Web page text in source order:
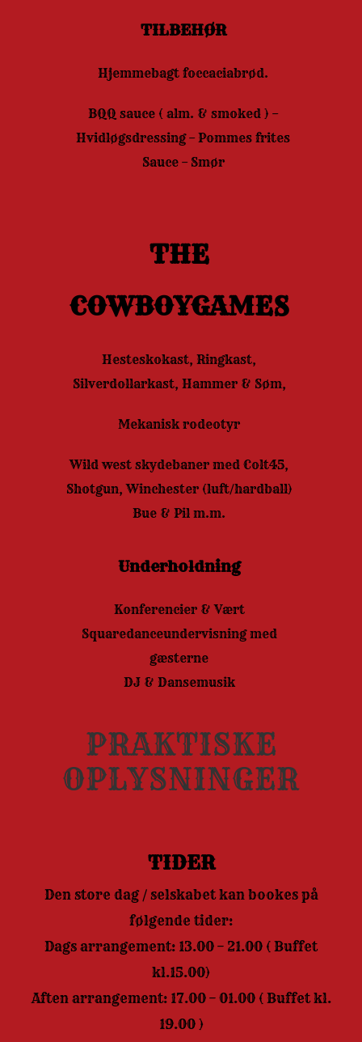
TILBEHØR
Hjemmebagt foccaciabrød.
BQQ sauce ( alm. & smoked ) –
Hvidløgsdressing – Pommes frites
Sauce – Smør
THE
COWBOYGAMES
Hesteskokast, Ringkast,
Silverdollarkast, Hammer & Søm,
Mekanisk rodeotyr
Wild west skydebaner med Colt45,
Shotgun, Winchester (luft/hardball)
Bue & Pil m.m.
Underholdning
Konferencier & Vært
Squaredanceundervisning med
gæsterne
DJ & Dansemusik
PRAKTISKE
OPLYSNINGER
TIDER
Den store dag / selskabet kan bookes på
følgende tider:
Dags arrangement: 13.00 – 21.00 ( Buffet
kl.15.00)
Aften arrangement: 17.00 – 01.00 ( Buffet kl.
19.00 )